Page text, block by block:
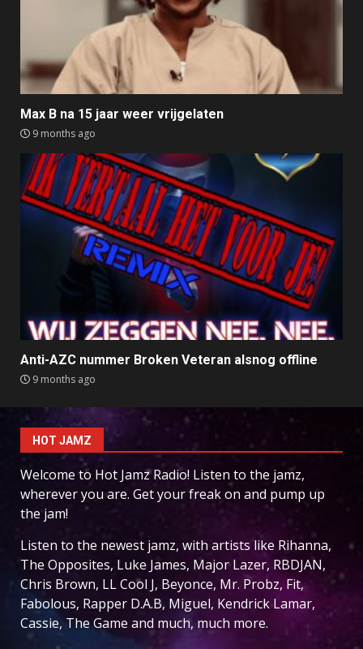
Max B na 15 jaar weer vrijgelaten
9 months ago
Anti-AZC nummer Broken Veteran alsnog offline
9 months ago
HOT JAMZ
Welcome to Hot Jamz Radio! Listen to the jamz,
wherever you are. Get your freak on and pump up
the jam!
Listen to the newest jamz, with artists like Rihanna,
The Opposites, Luke James, Major Lazer, RBDJAN,
Chris Brown, LL Cool J, Beyonce, Mr. Probz, Fit,
Fabolous, Rapper D.A.B, Miguel, Kendrick Lamar,
Cassie, The Game and much, much more.